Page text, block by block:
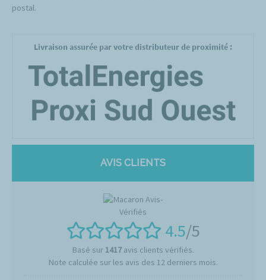
postal.
Livraison assurée par votre distributeur de proximité :
AVIS CLIENTS
4.5/5
Basé sur 1417avis clients vérifiés.
Note calculée sur les avis des 12 derniers mois.